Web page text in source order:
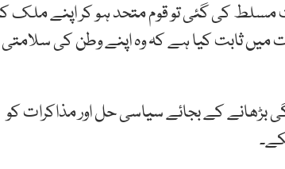
مسلط کی گئی تو قوم متحد ہو کر اپنے ملک
میں ثابت کیا ہے کہ وہ اپنے وطن کی سلامتی
بڑھانے کے بجائے سیاسی حل اور مذاکرات کو